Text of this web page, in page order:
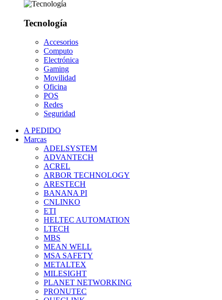
Tecnología
Accesorios
Computo
Electrónica
Gaming
Movilidad
Oficina
POS
Redes
Seguridad
A PEDIDO
Marcas
ADELSYSTEM
ADVANTECH
ACREL
ARBOR TECHNOLOGY
ARESTECH
BANANA PI
CNLINKO
ETI
HELTEC AUTOMATION
LTECH
MBS
MEAN WELL
MSA SAFETY
METALTEX
MILESIGHT
PLANET NETWORKING
PRONUTEC